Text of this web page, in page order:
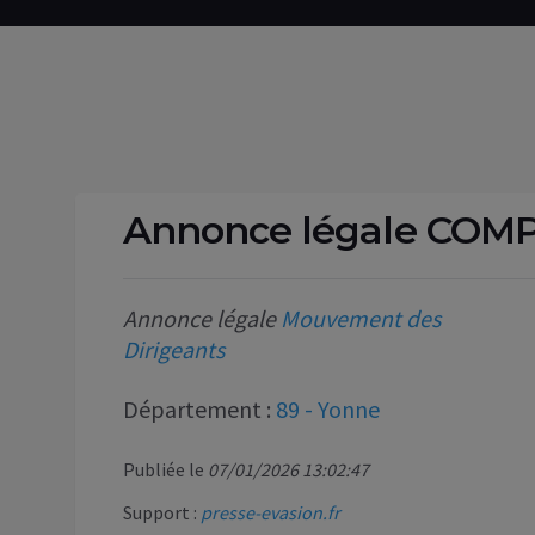
Annonce légale
Annonce légale Mouvement des
Dirigeants
Département : 89 - Yonne
Publiée le 07/01/2026 13:02:47
Support : presse-evasion.fr